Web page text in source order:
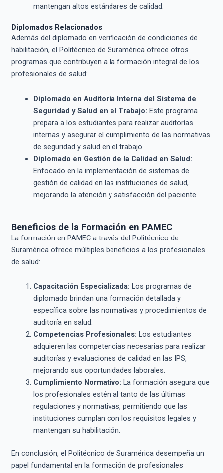
mantengan altos estándares de calidad.
Diplomados Relacionados
Además del diplomado en verificación de condiciones de
habilitación, el Politécnico de Suramérica ofrece otros
programas que contribuyen a la formación integral de los
profesionales de salud:
Diplomado en Auditoría Interna del Sistema de
Seguridad y Salud en el Trabajo: Este programa
prepara a los estudiantes para realizar auditorías
internas y asegurar el cumplimiento de las normativas
de seguridad y salud en el trabajo.
Diplomado en Gestión de la Calidad en Salud:
Enfocado en la implementación de sistemas de
gestión de calidad en las instituciones de salud,
mejorando la atención y satisfacción del paciente.
Beneficios de la Formación en PAMEC
La formación en PAMEC a través del Politécnico de
Suramérica ofrece múltiples beneficios a los profesionales
de salud:
Capacitación Especializada: Los programas de
diplomado brindan una formación detallada y
específica sobre las normativas y procedimientos de
auditoría en salud.
Competencias Profesionales: Los estudiantes
adquieren las competencias necesarias para realizar
auditorías y evaluaciones de calidad en las IPS,
mejorando sus oportunidades laborales.
Cumplimiento Normativo: La formación asegura que
los profesionales estén al tanto de las últimas
regulaciones y normativas, permitiendo que las
instituciones cumplan con los requisitos legales y
mantengan su habilitación.
En conclusión, el Politécnico de Suramérica desempeña un
papel fundamental en la formación de profesionales